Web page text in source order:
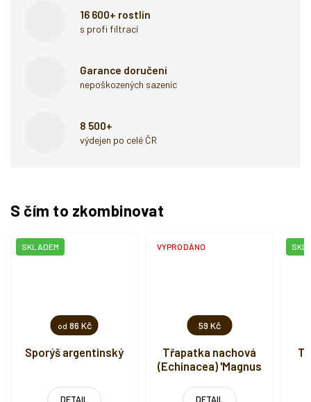
16 600+ rostlin
s profi filtrací
Garance doručení
nepoškozených sazenic
8 500+
výdejen po celé ČR
S čím to zkombinovat
od 86 Kč
Sporýš argentinský
SKLADEM
DETAIL
59 Kč
Třapatka nachová
(Echinacea) 'Magnus
VYPRODÁNO
DETAIL